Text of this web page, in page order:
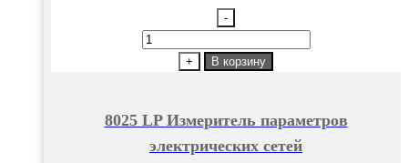
-
Количество
Измеритель
параметров
+ В корзину
8025 LP Измеритель параметров
электрических сетей